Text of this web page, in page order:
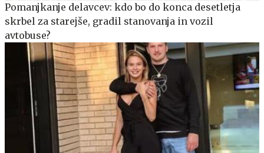
Pomanjkanje delavcev: kdo bo do konca desetletja
skrbel za starejše, gradil stanovanja in vozil
avtobuse?